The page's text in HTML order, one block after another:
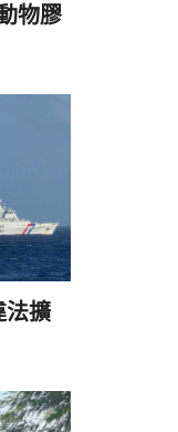
物膠
法擴